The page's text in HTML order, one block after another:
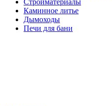
Стройматериалы
Каминное литье
Дымоходы
Печи для бани